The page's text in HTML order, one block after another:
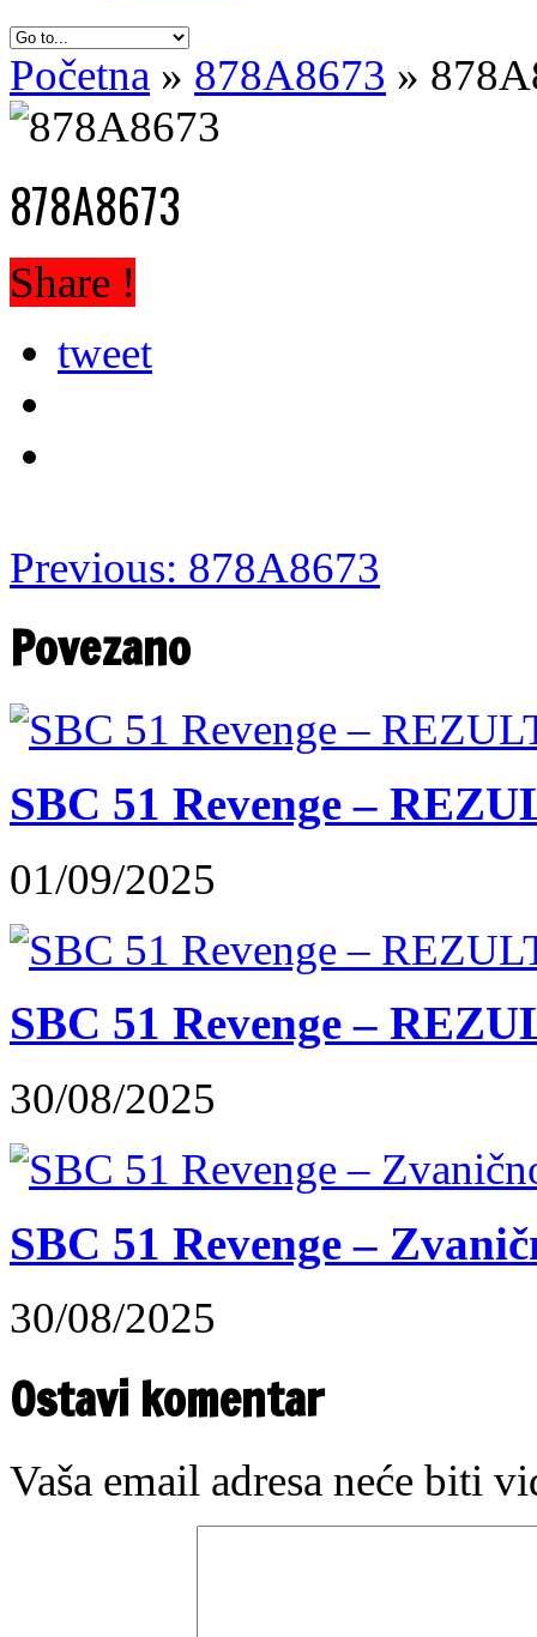
Početna » 878A8673 »
878A8673
Share !
tweet
Previous: 878A8673
Povezano
SBC 51 Revenge –
01/09/2025
SBC 51 Revenge –
30/08/2025
SBC 51 Revenge –
30/08/2025
Ostavi komentar
Vaša email adresa neće biti